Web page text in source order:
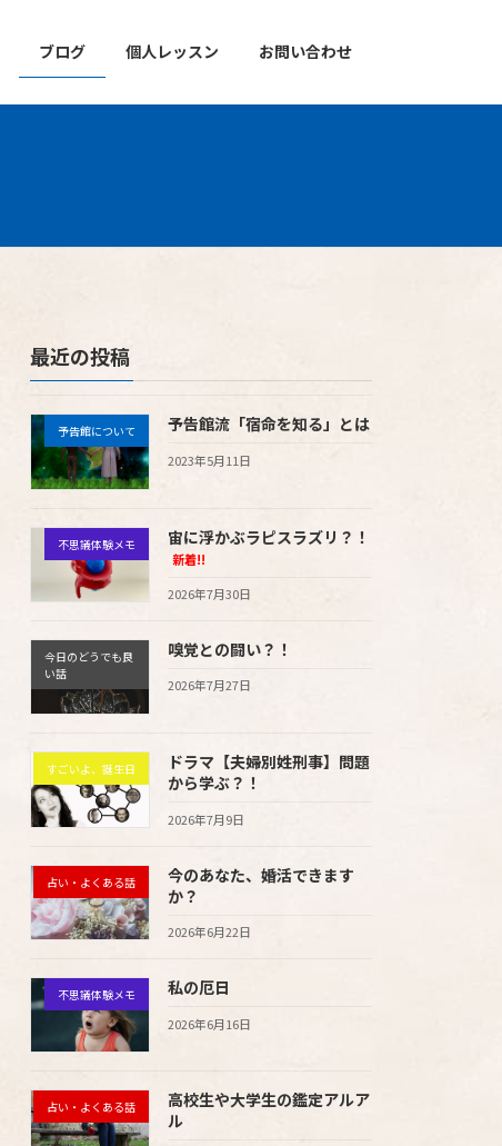
ブログ 個人レッスン お問い合わせ
最近の投稿
予告館について 予告館流「宿命を知る」とは
2023年5月11日
不思議体験メモ 宙に浮かぶラピスラズリ？！
新着!!
2026年7月30日
今日のどうでも良
い話
嗅覚との闘い？！
2026年7月27日
すごいよ、誕生日
ドラマ【夫婦別姓刑事】問題
から学ぶ？！
2026年7月9日
占い・よくある話
今のあなた、婚活できます
か？
2026年6月22日
不思議体験メモ 私の厄日
2026年6月16日
占い・よくある話
高校生や大学生の鑑定アルア
ル